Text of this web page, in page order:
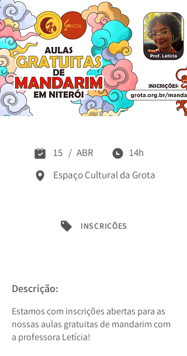
Aulas de Mandarim
15 / ABR
14h
Espaço Cultural da Grota
INSCRIÇÕES
Descrição:
Estamos com inscrições abertas para as
nossas aulas gratuitas de mandarim com
a professora Letícia!